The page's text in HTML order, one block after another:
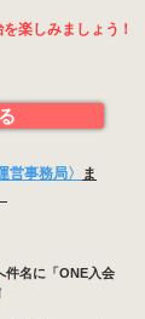
を楽しみましょ う ！
営事務局〉 ま
件名に「ONE入会